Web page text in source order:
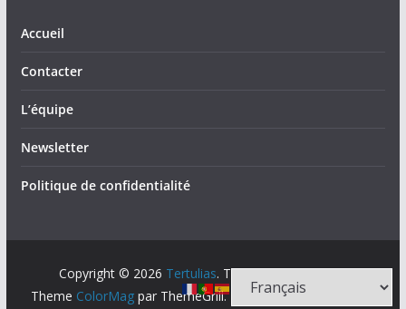
Accueil
Contacter
L’équipe
Newsletter
Politique de confidentialité
Copyright © 2026 Tertulias. Tous droits réservés.
Theme ColorMagpar ThemeGrill. Propulsé par